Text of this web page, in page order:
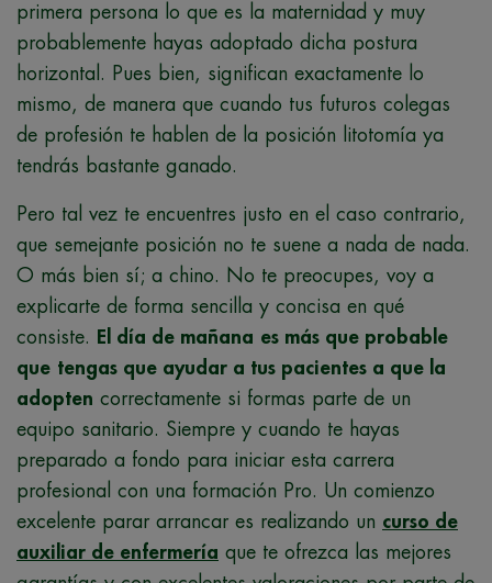
primera persona lo que es la maternidad y muy
probablemente hayas adoptado dicha postura
horizontal. Pues bien, significan exactamente lo
mismo, de manera que cuando tus futuros colegas
de profesión te hablen de la posición litotomía ya
tendrás bastante ganado.
Pero tal vez te encuentres justo en el caso contrario,
que semejante posición no te suene a nada de nada.
O más bien sí; a chino. No te preocupes, voy a
explicarte de forma sencilla y concisa en qué
consiste.
El día de mañana es más que probable
que tengas que ayudar a tus pacientes a que la
adopten correctamente si formas parte de un
equipo sanitario. Siempre y cuando te hayas
preparado a fondo para iniciar esta carrera
profesional con una formación Pro. Un comienzo
excelente parar arrancar es realizando un curso de
auxiliar de enfermería que te ofrezca las mejores